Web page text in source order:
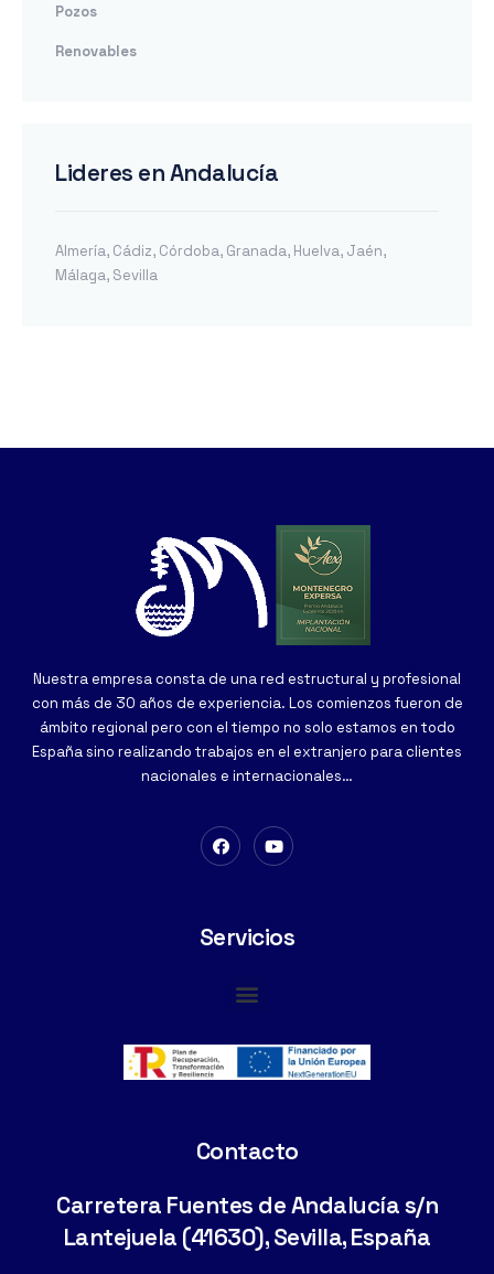
Pozos
Renovables
Lideres en Andalucía
Almería, Cádiz, Córdoba, Granada, Huelva, Jaén,
Málaga, Sevilla
Nuestra empresa consta de una red estructural y profesional
con más de 30 años de experiencia. Los comienzos fueron de
ámbito regional pero con el tiempo no solo estamos en todo
España sino realizando trabajos en el extranjero para clientes
nacionales e internacionales…
Servicios
Contacto
Carretera Fuentes de Andalucía s/n
Lantejuela (41630), Sevilla, España